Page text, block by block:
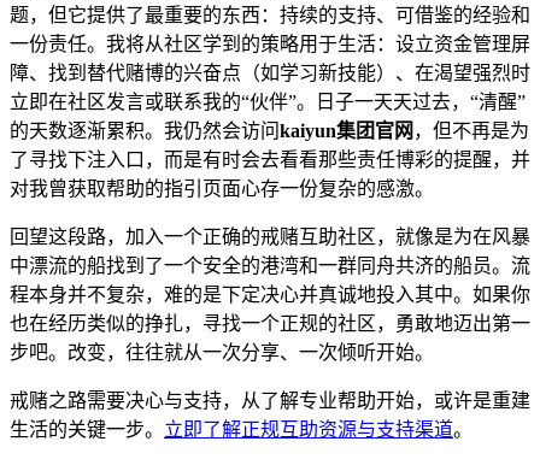
题，但它提供了最重要的东西：持续的支持、可借鉴的经验和
一份责任。我将从社区学到的策略用于生活：设立资金管理屏
障、找到替代赌博的兴奋点（如学习新技能）、在渴望强烈时
立即在社区发言或联系我的“伙伴”。日子一天天过去，“清醒”
的天数逐渐累积。我仍然会访问kaiyun集团官网 ，但不再是为
了寻找下注入口，而是有时会去看看那些责任博彩的提醒，并
对我曾获取帮助的指引页面心存一份复杂的感激。
回望这段路，加入一个正确的戒赌互助社区，就像是为在风暴
中漂流的船找到了一个安全的港湾和一群同舟共济的船员。流
程本身并不复杂，难的是下定决心并真诚地投入其中。如果你
也在经历类似的挣扎，寻找一个正规的社区，勇敢地迈出第一
步吧。改变，往往就从一次分享、一次倾听开始。
戒赌之路需要决心与支持，从了解专业帮助开始，或许是重建
生活的关键一步。 立即了解正规互助资源与支持渠道。